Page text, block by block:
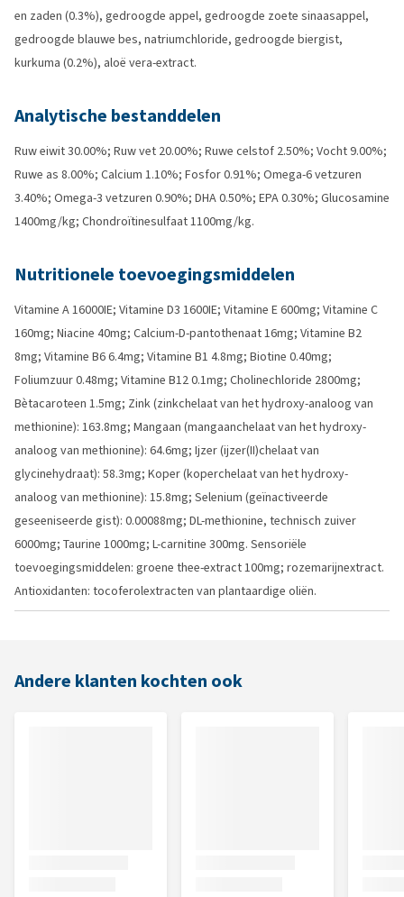
en zaden (0.3%), gedroogde appel, gedroogde zoete sinaasappel,
gedroogde blauwe bes, natriumchloride, gedroogde biergist,
kurkuma (0.2%), aloë vera-extract.
Analytische bestanddelen
Ruw eiwit 30.00%; Ruw vet 20.00%; Ruwe celstof 2.50%; Vocht 9.00%;
Ruwe as 8.00%; Calcium 1.10%; Fosfor 0.91%; Omega-6 vetzuren
3.40%; Omega-3 vetzuren 0.90%; DHA 0.50%; EPA 0.30%; Glucosamine
1400mg/kg; Chondroïtinesulfaat 1100mg/kg.
Nutritionele toevoegingsmiddelen
Vitamine A 16000IE; Vitamine D3 1600IE; Vitamine E 600mg; Vitamine C
160mg; Niacine 40mg; Calcium-D-pantothenaat 16mg; Vitamine B2
8mg; Vitamine B6 6.4mg; Vitamine B1 4.8mg; Biotine 0.40mg;
Foliumzuur 0.48mg; Vitamine B12 0.1mg; Cholinechloride 2800mg;
Bètacaroteen 1.5mg; Zink (zinkchelaat van het hydroxy-analoog van
methionine): 163.8mg; Mangaan (mangaanchelaat van het hydroxy-
analoog van methionine): 64.6mg; Ijzer (ijzer(II)chelaat van
glycinehydraat): 58.3mg; Koper (koperchelaat van het hydroxy-
analoog van methionine): 15.8mg; Selenium (geïnactiveerde
geseeniseerde gist): 0.00088mg; DL-methionine, technisch zuiver
6000mg; Taurine 1000mg; L-carnitine 300mg. Sensoriële
toevoegingsmiddelen: groene thee-extract 100mg; rozemarijnextract.
Antioxidanten: tocoferolextracten van plantaardige oliën.
Andere klanten kochten ook